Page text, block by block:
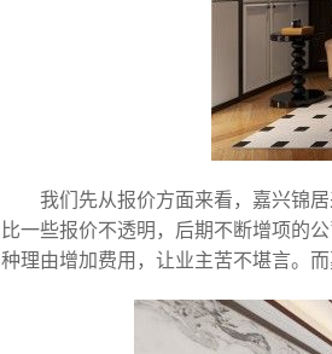
我们先从报价方面来看，嘉兴锦
比一些报价不透明，后期不断增项的
种理由增加费用，让业主苦不堪言。